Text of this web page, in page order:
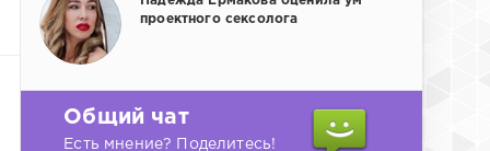
проектного сексолога
Общий чат
Есть мнение? Поделитесь!